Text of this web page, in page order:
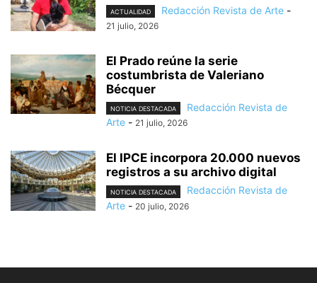
ACTUALIDAD Redacción Revista de Arte -
21 julio, 2026
El Prado reúne la serie
costumbrista de Valeriano
Bécquer
NOTICIA DESTACADA
Redacción Revista de
Arte - 21 julio, 2026
El IPCE incorpora 20.000 nuevos
registros a su archivo digital
NOTICIA DESTACADA
Redacción Revista de
Arte - 20 julio, 2026